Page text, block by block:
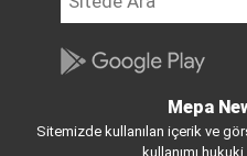
Mepa
Sitemizde kullanılan içerik ve
kullanımı